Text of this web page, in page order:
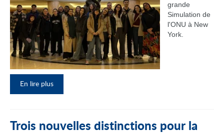
grande
Simulation de
l'ONU à New
York.
En lire plus
Trois nouvelles distinctions pour la